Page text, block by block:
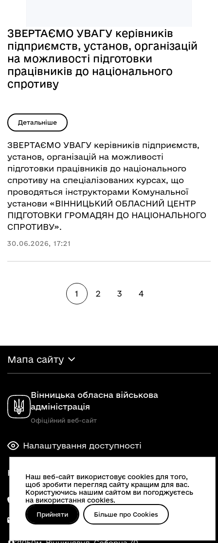
ЗВЕРТАЄМО УВАГУ керівників
підприємств, установ, організацій
на можливості підготовки
працівників до національного
спротиву
Детальніше
ЗВЕРТАЄМО УВАГУ керівників підприємств,
установ, організацій на можливості
підготовки працівників до національного
спротиву на спеціалізованих курсах, що
проводяться інструкторами Комунальної
установи «ВІННИЦЬКИЙ ОБЛАСНИЙ ЦЕНТР
ПІДГОТОВКИ ГРОМАДЯН ДО НАЦІОНАЛЬНОГО
СПРОТИВУ».
30.06.2026, 17:21
1 2 3 4
Мапа сайту
Вінницька обласна військова
адміністрація
Офіційний веб-сайт
Налаштування доступності
Наші контакти
0 800 216 433
oda@vin.gov.ua
Наш веб-сайт використовує cookies для того,
щоб зробити перегляд сайту кращим для вас.
Користуючись нашим сайтом ви погоджуєтесь
на використання cookies.
Прийняти Більше про Cookies